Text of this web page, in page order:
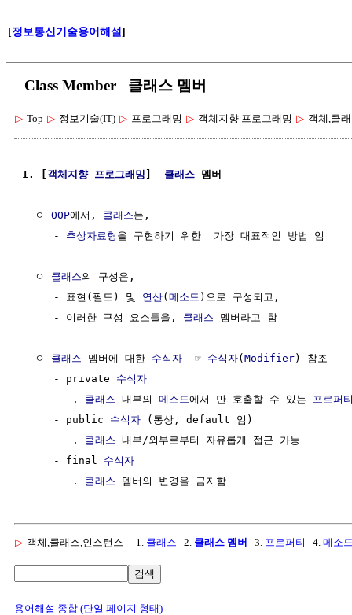
[정보통신기술용어해설]
Class Member 클래스 멤버
▷ Top ▷ 정보기술(IT) ▷ 프로그래밍 ▷ 객체지향 프로그래밍 ▷ 객체,클
1. [ 객체지향 프로그래밍 ] 클래스 멤버
  ㅇ
OOP에서, 클래스는,
     -
추상자료형 을 구현하기 위한  가장 대표적인 방법 임
  ㅇ
클래스의 구성은,
     - 표현(필드) 및
연산(메소드 )으로 구성되고,
     - 이러한 구성 요소들을,
클래스 멤버라고 함
  ㅇ
클래스 멤버에 대한 수식자
  ☞
수식자(Modifier) 참조
     - private
수식자
        .
클래스 내부의 메소드에서 만 호출할 수 있는 프로퍼
     - public
수식자 (통상, default 임)
        .
클래스 내부/외부로부터 자유롭게 접근 가능
     - final
수식자
        .
클래스
▷ 객체,클래스,인스턴스 1. 클래스 2. 클래스 멤버 3. 프로퍼티 4. 메소
검색
용어해설 종합 (단일 페이지 형태)